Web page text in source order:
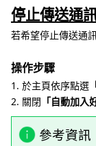
停止傳送通
若希望停止傳送通
操作步驟
1. 於主頁依序點選
2. 關閉 「自動加入
參考資訊